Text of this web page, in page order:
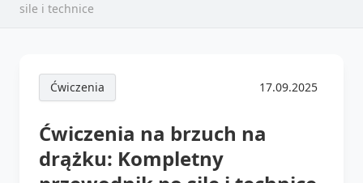
sile i technice
Ćwiczenia 17.09.2025
Ćwiczenia na brzuch na
drążku: Kompletny